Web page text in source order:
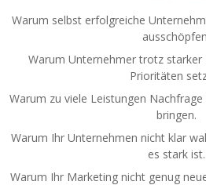
Warum selbst erfolgreiche
Warum Unternehmer trotz starker
Prioritäten
Warum zu viele Leistungen
bringen.
Warum Ihr Unternehmen nicht klar
es stark ist.
Warum Ihr Marketing nicht genug